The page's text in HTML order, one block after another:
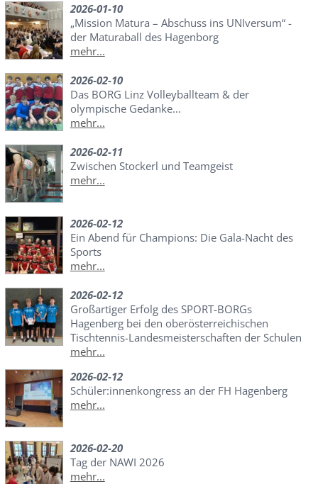
2026-01-10
„Mission Matura – Abschuss ins UNIversum“ -
der Maturaball des Hagenborg
mehr...
2026-02-10
Das BORG Linz Volleyballteam & der
olympische Gedanke…
mehr...
2026-02-11
Zwischen Stockerl und Teamgeist
mehr...
2026-02-12
Ein Abend für Champions: Die Gala-Nacht des
Sports
mehr...
2026-02-12
Großartiger Erfolg des SPORT-BORGs
Hagenberg bei den oberösterreichischen
Tischtennis-Landesmeisterschaften der Schulen
mehr...
2026-02-12
Schüler:innenkongress an der FH Hagenberg
mehr...
2026-02-20
Tag der NAWI 2026
mehr...